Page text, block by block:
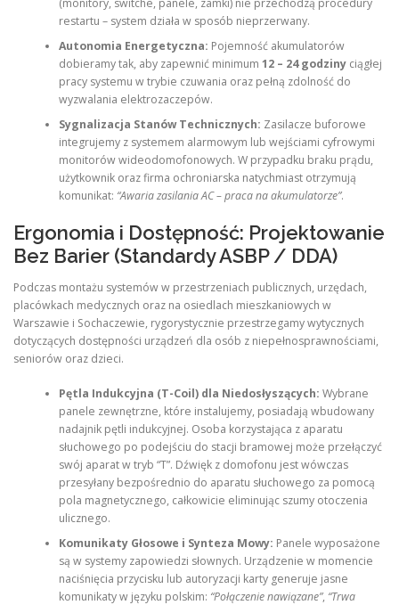
restartu – system działa w sposób nieprzerwany.
Autonomia Energetyczna: Pojemność akumulatorów
dobieramy tak, aby zapewnić minimum 12 – 24 godzinyciągłej
pracy systemu w trybie czuwania oraz pełną zdolność do
wyzwalania elektrozaczepów.
Sygnalizacja Stanów Technicznych: Zasilacze buforowe
integrujemy z systemem alarmowym lub wejściami cyfrowymi
monitorów wideodomofonowych. W przypadku braku prądu,
użytkownik oraz firma ochroniarska natychmiast otrzymują
komunikat: “Awaria zasilania AC – praca na akumulatorze”.
Ergonomia i Dostępność: Projektowanie
Bez Barier (Standardy ASBP / DDA)
Podczas montażu systemów w przestrzeniach publicznych, urzędach,
placówkach medycznych oraz na osiedlach mieszkaniowych w
Warszawie i Sochaczewie, rygorystycznie przestrzegamy wytycznych
dotyczących dostępności urządzeń dla osób z niepełnosprawnościami,
seniorów oraz dzieci.
Pętla Indukcyjna (T-Coil) dla Niedosłyszących: Wybrane
panele zewnętrzne, które instalujemy, posiadają wbudowany
nadajnik pętli indukcyjnej. Osoba korzystająca z aparatu
słuchowego po podejściu do stacji bramowej może przełączyć
swój aparat w tryb “T”. Dźwięk z domofonu jest wówczas
przesyłany bezpośrednio do aparatu słuchowego za pomocą
pola magnetycznego, całkowicie eliminując szumy otoczenia
ulicznego.
Komunikaty Głosowe i Synteza Mowy: Panele wyposażone
są w systemy zapowiedzi słownych. Urządzenie w momencie
naciśnięcia przycisku lub autoryzacji karty generuje jasne
komunikaty w języku polskim: “Połączenie nawiązane”, “Trwa